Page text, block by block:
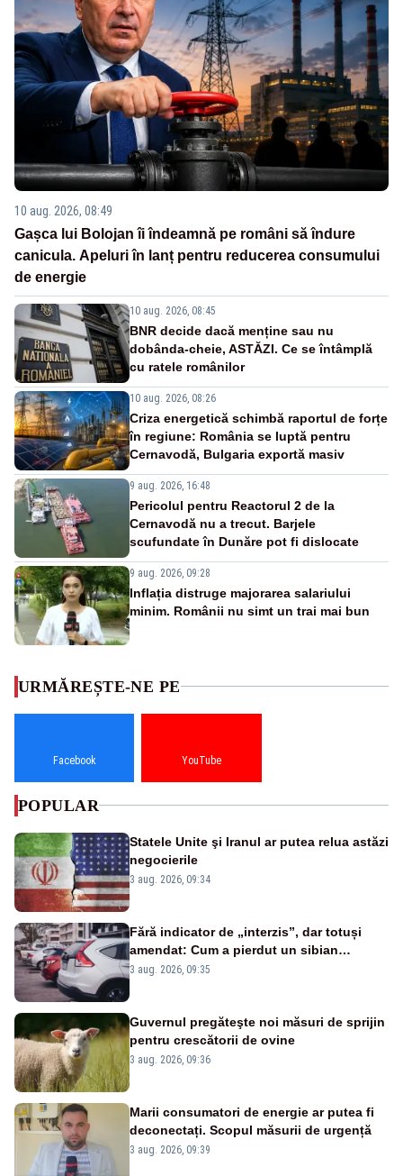
10 aug. 2026, 08:49
Gașca lui Bolojan îi îndeamnă pe români să îndure
canicula. Apeluri în lanț pentru reducerea consumului
de energie
10 aug. 2026, 08:45
BNR decide dacă menține sau nu
dobânda-cheie, ASTĂZI. Ce se întâmplă
cu ratele românilor
10 aug. 2026, 08:26
Criza energetică schimbă raportul de forțe
în regiune: România se luptă pentru
Cernavodă, Bulgaria exportă masiv
9 aug. 2026, 16:48
Pericolul pentru Reactorul 2 de la
Cernavodă nu a trecut. Barjele
scufundate în Dunăre pot fi dislocate
9 aug. 2026, 09:28
Inflația distruge majorarea salariului
minim. Românii nu simt un trai mai bun
URMĂREȘTE-NE PE
Facebook YouTube
POPULAR
Statele Unite şi Iranul ar putea relua astăzi
negocierile
3 aug. 2026, 09:34
Fără indicator de „interzis”, dar totuși
amendat: Cum a pierdut un sibian
procesul pentru o parcare în centrul
3 aug. 2026, 09:35
Guvernul pregăteşte noi măsuri de sprijin
pentru crescătorii de ovine
3 aug. 2026, 09:36
Marii consumatori de energie ar putea fi
deconectați. Scopul măsurii de urgență
3 aug. 2026, 09:39